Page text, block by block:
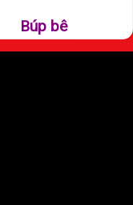
Búp bê